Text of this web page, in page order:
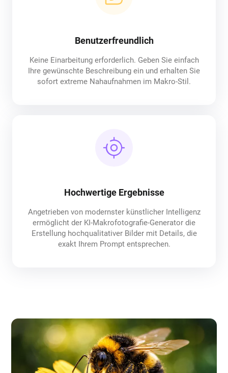
Benutzerfreundlich
Keine Einarbeitung erforderlich. Geben Sie einfach
Ihre gewünschte Beschreibung ein und erhalten Sie
sofort extreme Nahaufnahmen im Makro-Stil.
Hochwertige Ergebnisse
Angetrieben von modernster künstlicher Intelligenz
ermöglicht der KI-Makrofotografie-Generator die
Erstellung hochqualitativer Bilder mit Details, die
exakt Ihrem Prompt entsprechen.